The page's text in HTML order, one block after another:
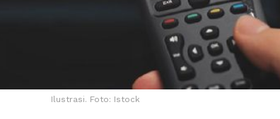
Ilustrasi. Foto: Istock